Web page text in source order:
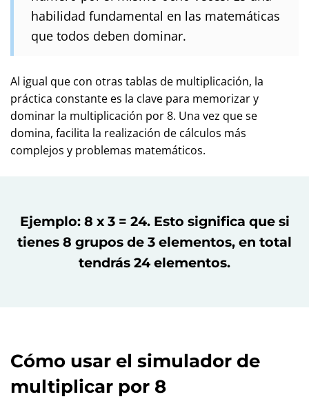
habilidad fundamental en las matemáticas
que todos deben dominar.
Al igual que con otras tablas de multiplicación, la
práctica constante es la clave para memorizar y
dominar la multiplicación por 8. Una vez que se
domina, facilita la realización de cálculos más
complejos y problemas matemáticos.
Ejemplo: 8 x 3 = 24. Esto significa que si
tienes 8 grupos de 3 elementos, en total
tendrás 24 elementos.
Cómo usar el simulador de
multiplicar por 8